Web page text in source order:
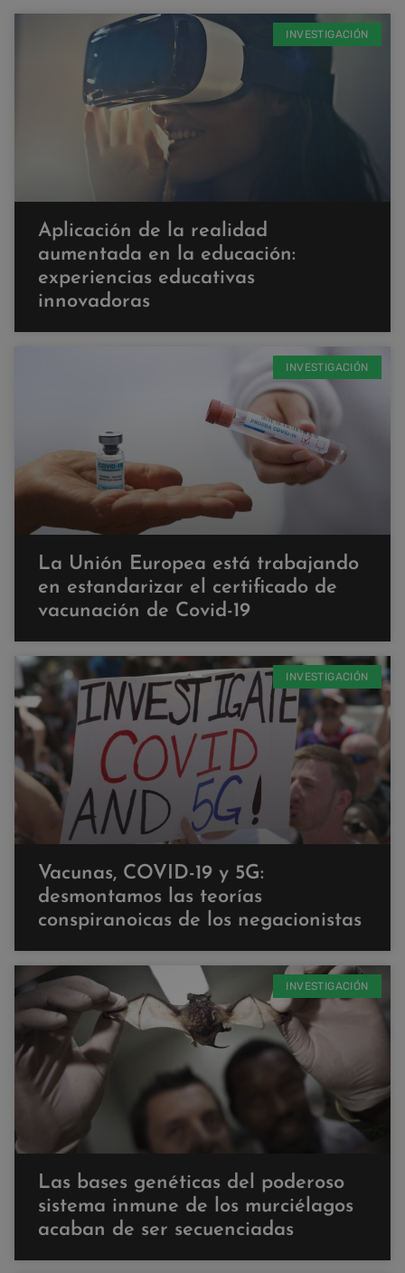
INVESTIGACIÓN
Aplicación de la realidad
aumentada en la educación:
experiencias educativas
innovadoras
INVESTIGACIÓN
La Unión Europea está trabajando
en estandarizar el certificado de
vacunación de Covid-19
INVESTIGACIÓN
Vacunas, COVID-19 y 5G:
desmontamos las teorías
conspiranoicas de los negacionistas
INVESTIGACIÓN
Las bases genéticas del poderoso
sistema inmune de los murciélagos
acaban de ser secuenciadas